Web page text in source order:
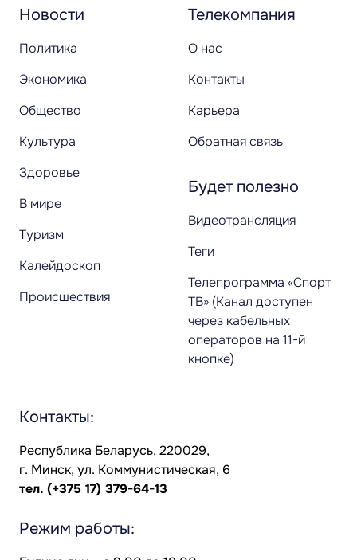
Новости
Политика
Экономика
Общество
Культура
Здоровье
В мире
Туризм
Калейдоскоп
Происшествия
Телекомпания
О нас
Контакты
Карьера
Обратная связь
Будет полезно
Видеотрансляция
Теги
Телепрограмма «Спорт
ТВ» (Канал доступен
через кабельных
операторов на 11-й
кнопке)
Контакты:
Республика Беларусь, 220029,
г. Минск, ул. Коммунистическая, 6
тел. (+375 17) 379-64-13
Режим работы: